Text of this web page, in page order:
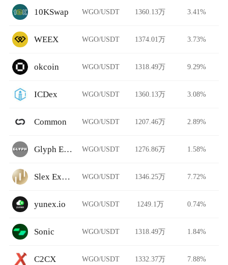
10KSwap WGO/USDT 1360.13万 3.41%
WEEX WGO/USDT 1374.01万 3.73%
okcoin WGO/USDT 1318.49万 9.29%
ICDex WGO/USDT 1360.13万 3.08%
Common WGO/USDT 1207.46万 2.89%
Glyph Exchange WGO/USDT 1276.86万 1.58%
Slex Exchange WGO/USDT 1346.25万 7.72%
yunex.io WGO/USDT 1249.1万 0.74%
Sonic WGO/USDT 1318.49万 1.84%
C2CX WGO/USDT 1332.37万 7.88%